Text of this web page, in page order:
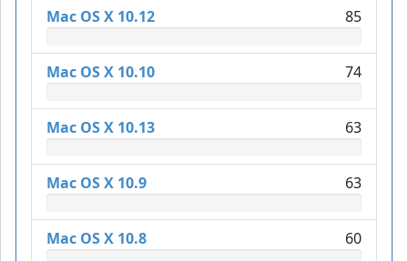
Mac OS X 10.12 85
Mac OS X 10.10 74
Mac OS X 10.13 63
Mac OS X 10.9 63
Mac OS X 10.8 60